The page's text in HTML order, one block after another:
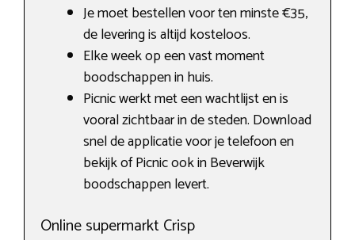
Je moet bestellen voor ten minste €35,
de levering is altijd kosteloos.
Elke week op een vast moment
boodschappen in huis.
Picnic werkt met een wachtlijst en is
vooral zichtbaar in de steden. Download
snel de applicatie voor je telefoon en
bekijk of Picnic ook in Beverwijk
boodschappen levert.
Online supermarkt Crisp